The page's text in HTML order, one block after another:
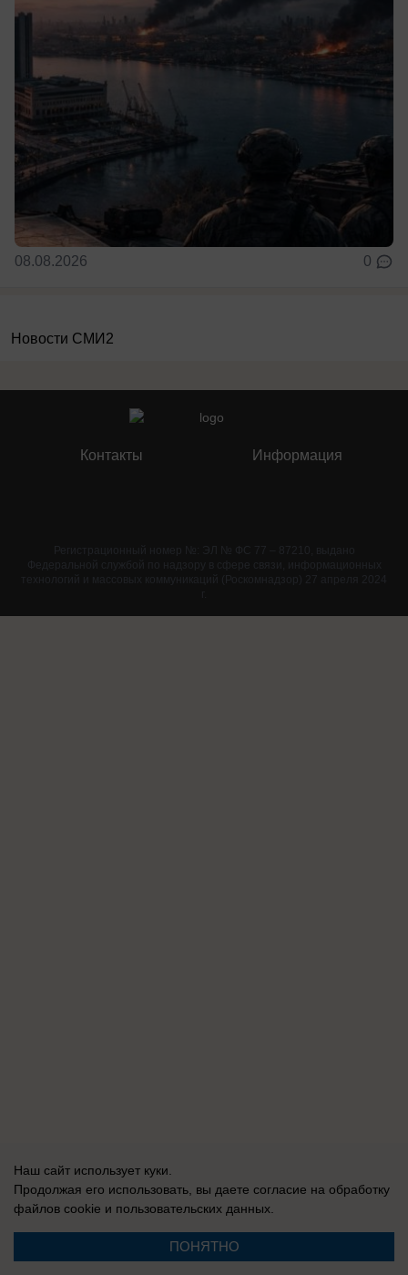
08.08.2026 0
Новости СМИ2
Контакты Информация
Регистрационный номер №: ЭЛ № ФС 77 – 87210, выдано
Федеральной службой по надзору в сфере связи, информационных
технологий и массовых коммуникаций (Роскомнадзор) 27 апреля 2024
Наш сайт использует куки.
Продолжая его использовать, вы даете согласие на обработку
файлов cookie и пользовательских данных.
ПОНЯТНО